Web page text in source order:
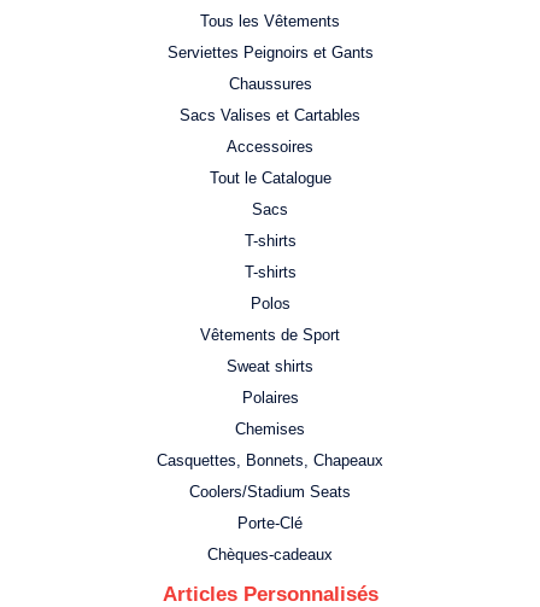
Tous les Vêtements
Serviettes Peignoirs et Gants
Chaussures
Sacs Valises et Cartables
Accessoires
Tout le Catalogue
Sacs
T-shirts
T-shirts
Polos
Vêtements de Sport
Sweat shirts
Polaires
Chemises
Casquettes, Bonnets, Chapeaux
Coolers/Stadium Seats
Porte-Clé
Chèques-cadeaux
Articles Personnalisés